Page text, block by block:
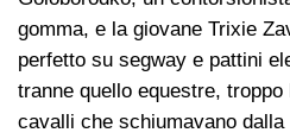
gomma, e la giovane Trixie
perfetto su segway e pattini
tranne quello equestre,
cavalli che schiumavano